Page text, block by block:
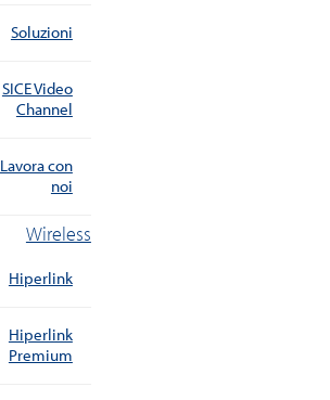
Soluzioni
SICE Video
Channel
Lavora con
noi
Wireless
Hiperlink
Hiperlink
Premium